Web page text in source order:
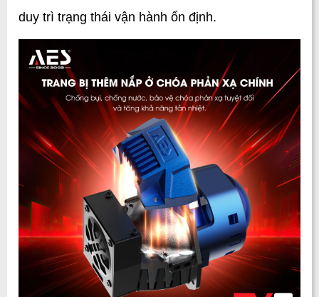
duy trì trạng thái vận hành ổn định.